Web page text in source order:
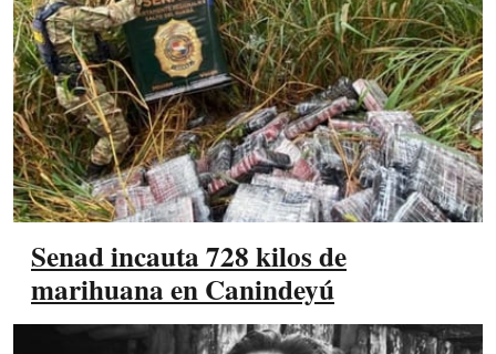
Senad incauta 728 kilos de
marihuana en Canindeyú